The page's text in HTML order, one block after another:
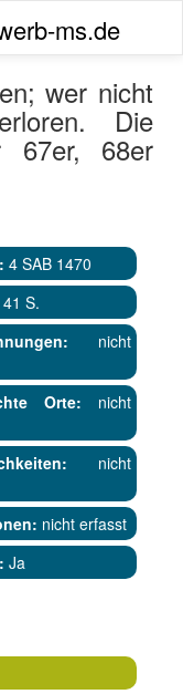
ms.de
wer nicht
Die
67er, 68er
4 SAB 1470
41 S.
nicht
Orte: nicht
nicht
nicht erfasst
Ja